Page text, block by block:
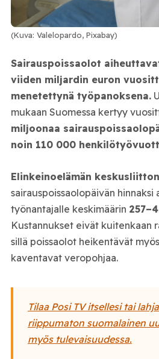
(Kuva: Valelopardo, Pixabay)
Sairauspoissaolot
viiden miljardin euron
menetettynä työpanoksena.
mukaan Suomessa kertyy
miljoonaa
noin 110 000
Elinkeinoelämän keskusliitton
sairauspoissaolopäivän hinnaksi
työnantajalle keskimäärin
Kustannukset eivät kuitenkaan
sillä poissaolot heikentävät
kaventavat veropohjaa.
Tilaa Posi TV itsellesi tai
riippumaton suomalainen
myös tulevaisuudessa.